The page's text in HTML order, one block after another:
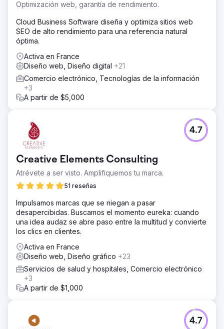
cualificados y consolidar su posición en un mercado
regional competitivo.
La solución
Agence F implementó una aceleración digital completa:
mejoras técnicas de SEO, optimización estratégica de
contenido, landing pages de alta conversión, arquitectura
web optimizada y campañas de Google Ads y Meta Ads
dirigidas. Las evaluaciones mensuales de rendimiento
garantizaron un refinamiento y crecimiento continuos.
El tráfico orgánico y de pago aumentó de 3000 a 12 000
visitas mensuales, un aumento de cuatro veces en menos
de seis meses. El volumen y la calidad de los leads
mejoraron significativamente, y la marca ahora se
posiciona entre los primeros puestos para las palabras
clave principales de su sector. Ahora cuenta con un motor
de adquisición sólido y escalable.
Ir a la página de la agencia
Optimización web, garantía de rendimiento.
Cloud Business Software diseña y optimiza sitios web
SEO de alto rendimiento para una referencia natural
óptima.
Activa en France
Diseño web, Diseño digital +21
Comercio electrónico, Tecnologías de la información
+3
A partir de $5,000
Creative Elements Consulting
Atrévete a ser visto. Amplifiquemos tu marca.
51 reseñas
4.7
Impulsamos marcas que se niegan a pasar
desapercibidas. Buscamos el momento eureka: cuando
una idea audaz se abre paso entre la multitud y convierte
los clics en clientes.
Activa en France
Diseño web, Diseño gráfico +23
Servicios de salud y hospitales, Comercio electrónico
+3
A partir de $1,000
4.7